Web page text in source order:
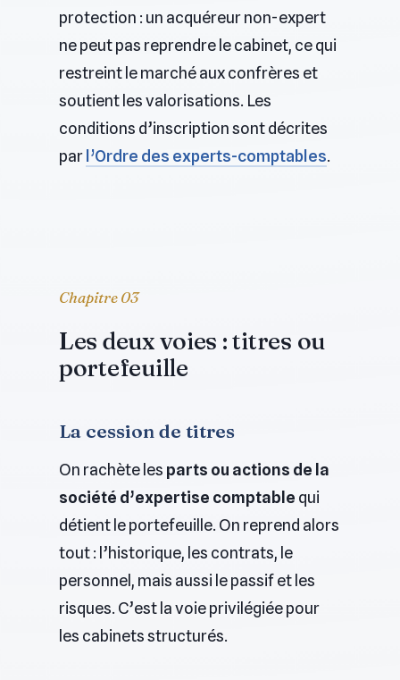
protection : un acquéreur non-expert
ne peut pas reprendre le cabinet, ce qui
restreint le marché aux confrères et
soutient les valorisations. Les
conditions d’inscription sont décrites
par l’Ordre des experts-comptables.
Chapitre 03
Les deux voies : titres ou
portefeuille
La cession de titres
On rachète les parts ou actions de la
société d’expertise comptable qui
détient le portefeuille. On reprend alors
tout : l’historique, les contrats, le
personnel, mais aussi le passif et les
risques. C’est la voie privilégiée pour
les cabinets structurés.